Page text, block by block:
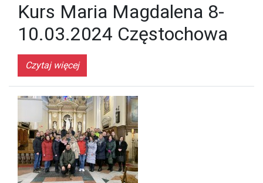
Kurs Maria Magdalena 8-
10.03.2024 Częstochowa
Czytaj więcej